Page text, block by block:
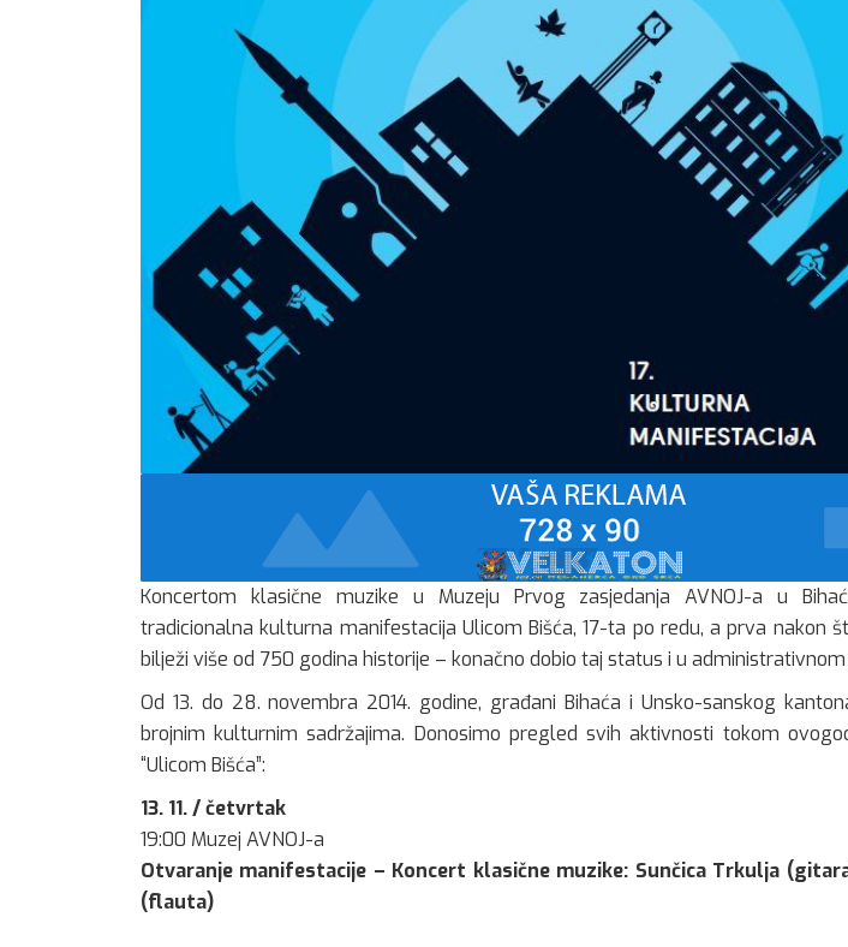
Koncertom klasične muzike u Muzeju Prvog zasjedanja AVNOJ-a u
tradicionalna kulturna manifestacija Ulicom Bišća, 17-ta po redu, a prva nakon
bilježi više od 750 godina historije – konačno dobio taj status i u
Od 13. do 28. novembra 2014. godine, građani Bihaća i Unsko-sanskog
brojnim kulturnim sadržajima. Donosimo pregled svih aktivnosti tokom
“Ulicom Bišća”:
13. 11. / četvrtak
19:00 Muzej AVNOJ-a
Otvaranje manifestacije – Koncert klasične muzike: Sunčica Trkulja
(flauta)